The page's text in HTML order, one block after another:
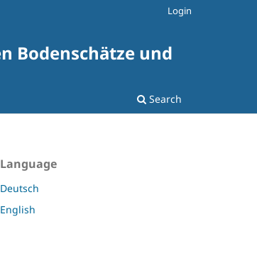
Bodenschätze und
Search
Login
Language
Deutsch
English